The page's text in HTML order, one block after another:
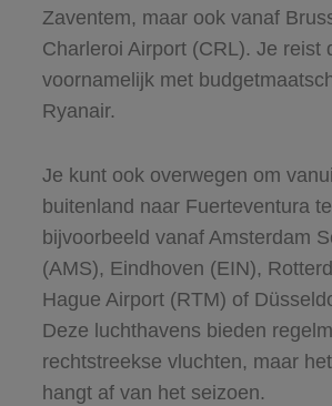
Zaventem, maar ook vanaf
Charleroi Airport (CRL). Je reist
voornamelijk met
Ryanair.
Je kunt ook overwegen om
buitenland naar Fuerteventura
bijvoorbeeld vanaf Amsterdam
(AMS), Eindhoven (EIN),
Hague Airport (RTM) of
Deze luchthavens bieden
rechtstreekse vluchten, maar
hangt af van het seizoen.